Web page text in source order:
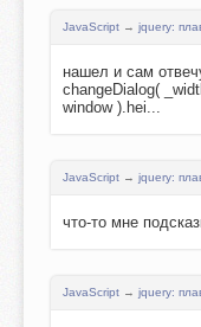
JavaScript → jquery:
нашел и сам
changeDialog(
window ).hei...
JavaScript → jquery:
что-то мне
JavaScript → jquery: